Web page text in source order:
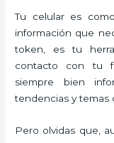
Tu celular es
información que
token, es tu
contacto con tu
siempre bien
tendencias y temas
Pero olvidas que,